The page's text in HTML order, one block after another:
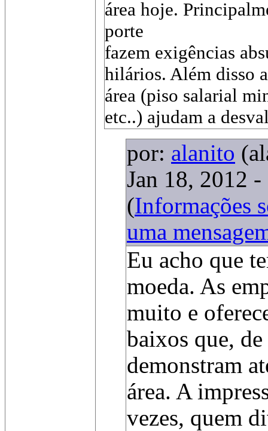
área hoje.
porte
fazem exigências
hilários. Além disso
área (piso salarial
etc..) ajudam a
por: alanito
Jan 18, 2012
(Informações
uma
Eu acho que
moeda. As
muito e
baixos que,
demonstram
área. A
vezes, quem